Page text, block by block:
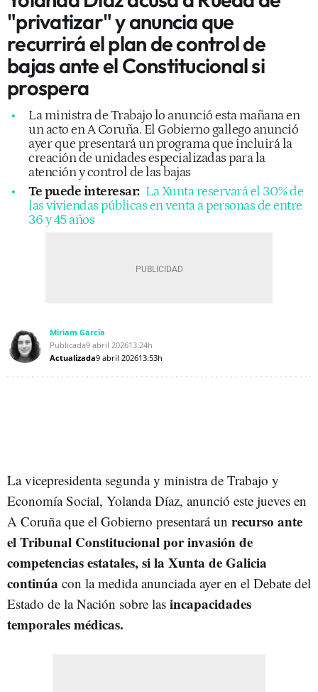
"privatizar" y anuncia que
recurrirá el plan de control de
bajas ante el Constitucional si
prospera
La ministra de Trabajo lo anunció esta mañana en
un acto en A Coruña. El Gobierno gallego anunció
ayer que presentará un programa que incluirá la
creación de unidades especializadas para la
atención y control de las bajas
Te puede interesar: La Xunta reservará el 30% de
las viviendas públicas en venta a personas de entre
36 y 45 años
Miriam García
Publicada9 abril 202613:24h
Actualizada9 abril 202613:53h
La vicepresidenta segunda y ministra de Trabajo y
Economía Social, Yolanda Díaz, anunció este jueves en
A Coruña que el Gobierno presentará un recurso ante
el Tribunal Constitucional por invasión de
competencias estatales, si la Xunta de Galicia
continúa con la medida anunciada ayer en el Debate del
Estado de la Nación sobre las incapacidades
temporales médicas.